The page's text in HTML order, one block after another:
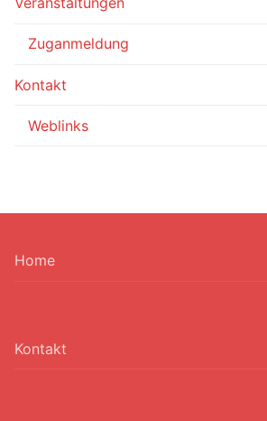
Zuganmeldung
Kontakt
Weblinks
Home
Kontakt